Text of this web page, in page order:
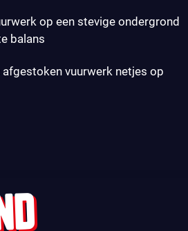
op een stevige ondergrond
balans
afgestoken vuurwerk netjes op